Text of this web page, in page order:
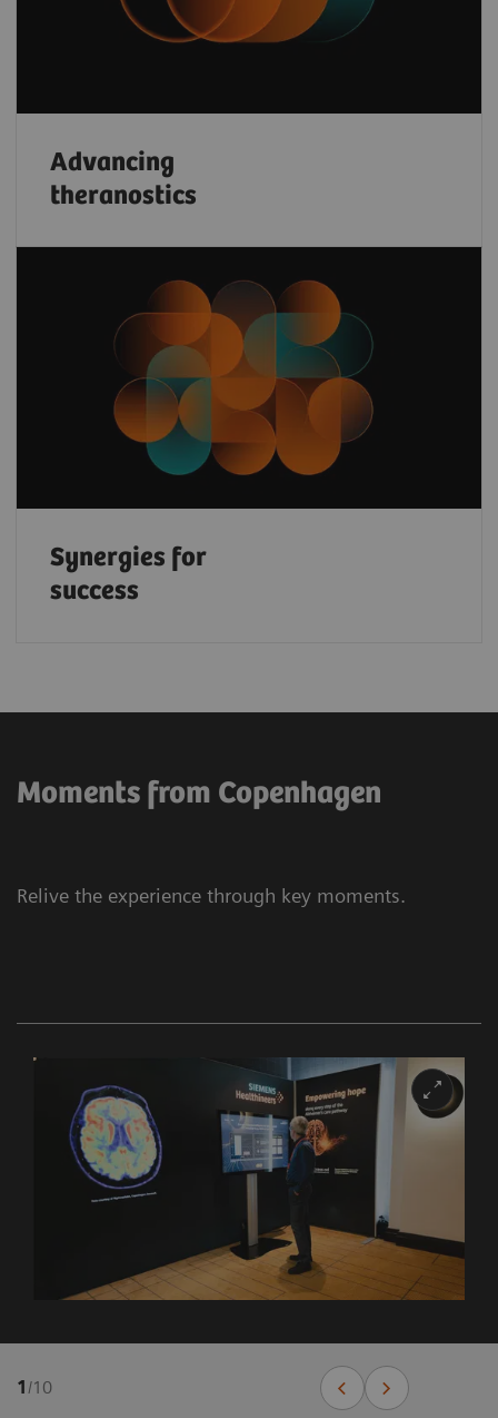
Advancing
theranostics
Synergies for
success
Moments from Copenhagen
Relive the experience through key moments.
1/10